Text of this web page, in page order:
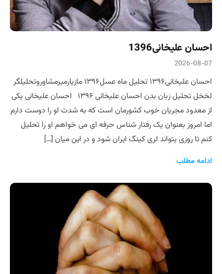
احسان علیخانی1396
2026-08-07
احسان علیخانی۱۳۹۶ تحلیل ماه عسل۱۳۹۶ مازیارمیرمشاوروتحلیلگر
لخخل تحلیل زبان بدن احسان علیخانی ۱۳۹۶ احسان علیخانی یکی
از معدود مجریان خوب کشورمان است که به شدت او را دوست دارم
اما امروز بعنوان یک رفتار شناس حرفه ای می خواهم او را تحلیل
کنم تا روزی بتواند لری کینگ ایران شود و در این میان […]
ادامه مطلب